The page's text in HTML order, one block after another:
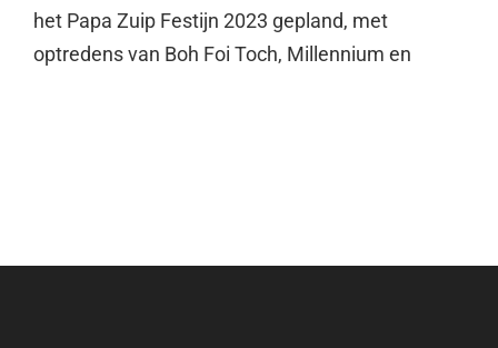
het Papa Zuip Festijn 2023 gepland, met
optredens van Boh Foi Toch, Millennium en